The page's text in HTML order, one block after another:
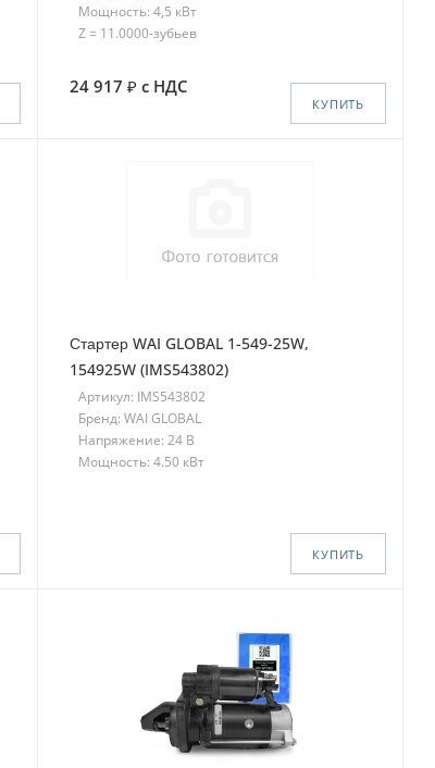
Мощность: 4,5 кВт
Z = 11.0000-зубьев
24 917 с НДС
КУПИТЬ
Стартер WAI GLOBAL 1-549-25W,
154925W (IMS543802)
Артикул: IMS543802
Бренд: WAI GLOBAL
Напряжение: 24 В
Мощность: 4.50 кВт
КУПИТЬ